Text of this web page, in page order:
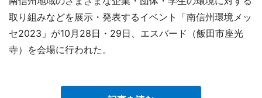
取り組みなどを展示・発表するイベント「南信州環境メッ
セ2023」が10月28日・29日、エスバード（飯田市座光
寺）を会場に行われた。